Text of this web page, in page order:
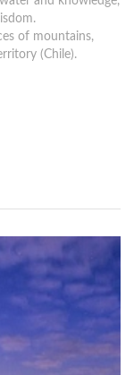
of mountains,
(Chile).